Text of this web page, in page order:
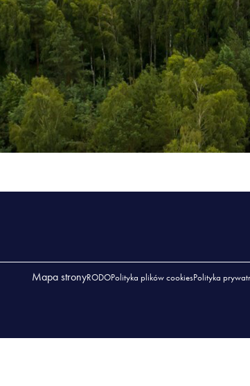
Mapa stronyRODOPolityka plików cookiesPolityka